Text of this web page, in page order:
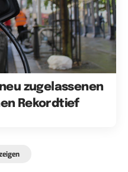
zugelassenen
Rekordtief